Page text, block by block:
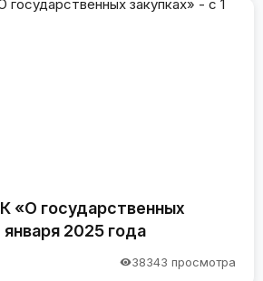
«О государственных
января 2025 года
38343 просмотра